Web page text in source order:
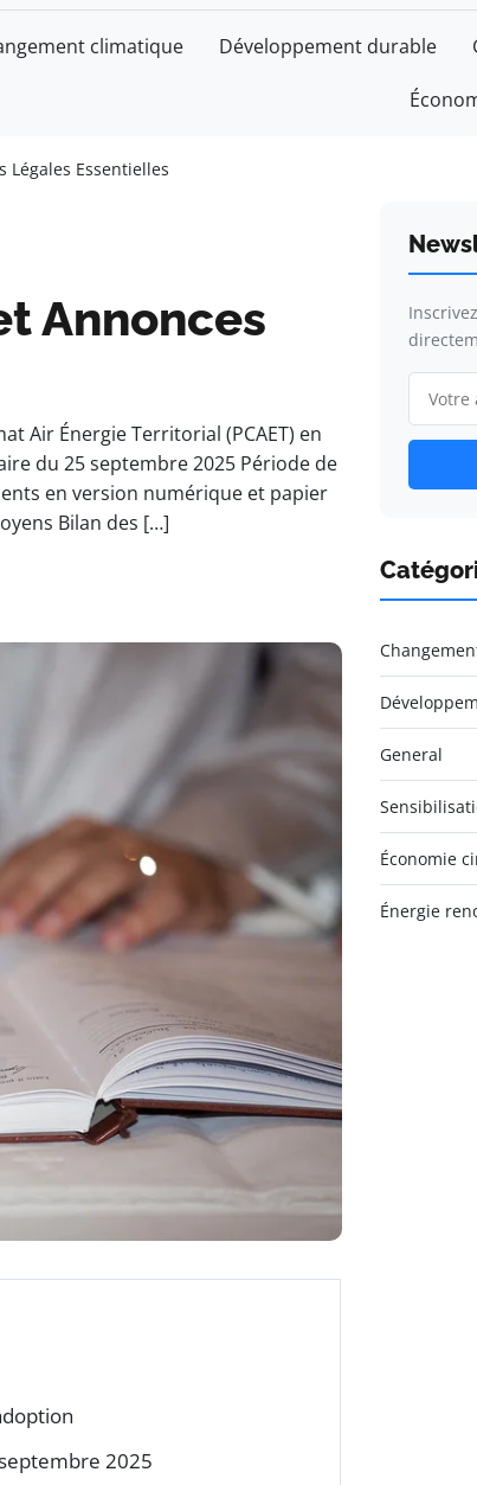
climatique Développement durable
Essentielles
Annonces
Air Énergie Territorial (PCAET) en
du 25 septembre 2025 Période de
en version numérique et papier
Bilan des […]
2025
General
Économie
Énergie